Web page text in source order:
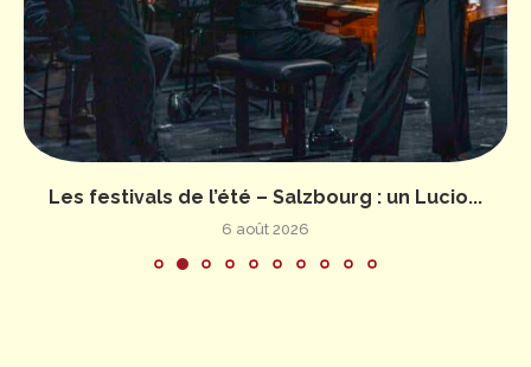
Les festivals de l’été – Salzbourg : un Lucio...
6 août 2026